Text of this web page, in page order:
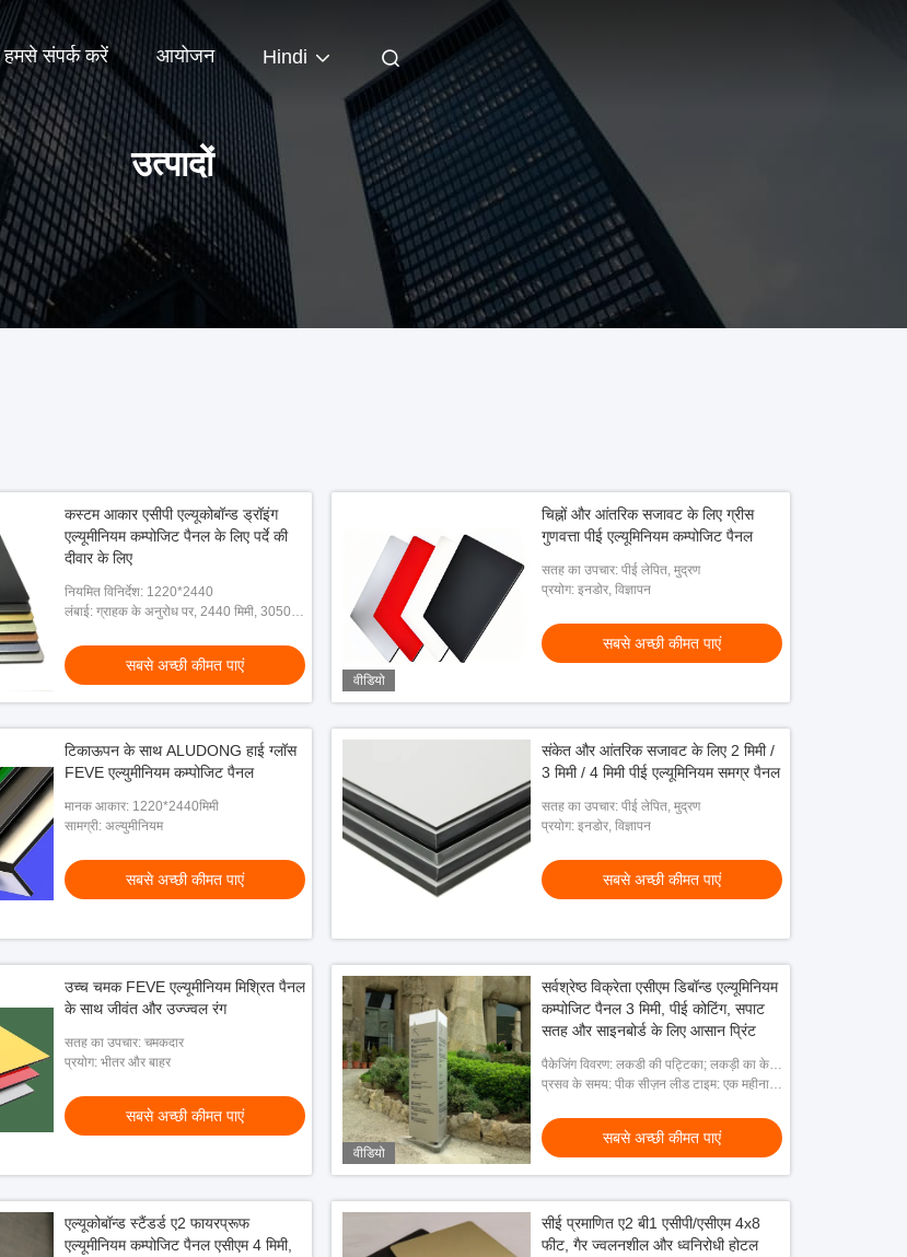
हमसे संपर्क करें आयोजन Hindi
उत्पादों
कस्टम आकार एसीपी एल्यूकोबॉन्ड ड्रॉइंग
एल्यूमीनियम कम्पोजिट पैनल के लिए पर्दे की
दीवार के लिए
नियमित विनिर्देश: 1220*2440
लंबाई: ग्राहक के अनुरोध पर, 2440 मिमी, 3050
जिसे 20 जीपी कंटे
सबसे अच्छी कीमत पाएं
वीडियो
चिह्नों और आंतरिक सजावट के लिए ग्रीस
गुणवत्ता पीई एल्यूमिनियम कम्पोजिट पैनल
सतह का उपचार: पीई लेपित, मुद्रण
प्रयोग: इनडोर, विज्ञापन
सबसे अच्छी कीमत पाएं
टिकाऊपन के साथ ALUDONG हाई ग्लॉस
FEVE एल्युमीनियम कम्पोजिट पैनल
मानक आकार: 1220*2440मिमी
सामग्री: अल्युमीनियम
सबसे अच्छी कीमत पाएं
संकेत और आंतरिक सजावट के लिए 2 मिमी /
3 मिमी / 4 मिमी पीई एल्यूमिनियम समग्र पैनल
सतह का उपचार: पीई लेपित, मुद्रण
प्रयोग: इनडोर, विज्ञापन
सबसे अच्छी कीमत पाएं
उच्च चमक FEVE एल्यूमीनियम मिश्रित पैनल
के साथ जीवंत और उज्ज्वल रंग
सतह का उपचार: चमकदार
प्रयोग: भीतर और बाहर
सबसे अच्छी कीमत पाएं
वीडियो
सर्वश्रेष्ठ विक्रेता एसीएम डिबॉन्ड एल्यूमिनियम
कम्पोजिट पैनल 3 मिमी, पीई कोटिंग, सपाट
सतह और साइनबोर्ड के लिए आसान प्रिंट
पैकेजिंग विवरण: लकडी की पट्टिका; लकड़ी का केस;
नग्न पैकिंग
प्रसव के समय: पीक सीज़न लीड टाइम: एक महीना;
सबसे अच्छी कीमत पाएं
एल्यूकोबॉन्ड स्टैंडर्ड ए2 फायरप्रूफ
एल्यूमीनियम कम्पोजिट पैनल एसीएम 4 मिमी,
सीई प्रमाणित ए2 बी1 एसीपी/एसीएम 4x8
फीट, गैर ज्वलनशील और ध्वनिरोधी होटल